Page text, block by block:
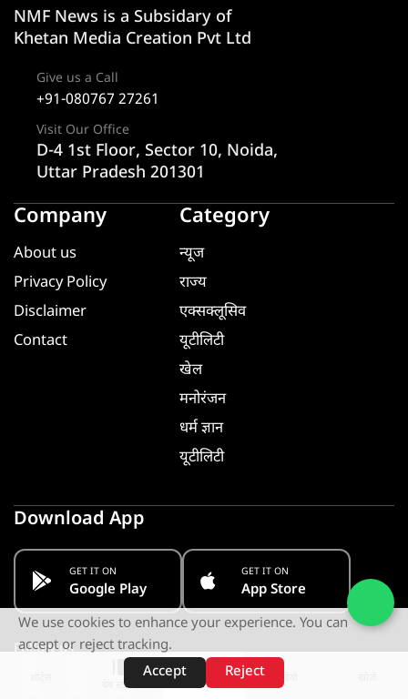
वेब स्टोरीज़
NMF News is a Subsidary of
Khetan Media Creation Pvt Ltd
Give us a Call
+91-080767 27261
Visit Our Office
D-4 1st Floor, Sector 10, Noida,
Uttar Pradesh 201301
Company
About us
Privacy Policy
Disclaimer
Contact
Category
न्यूज
राज्य
एक्सक्लूसिव
यूटीलिटी
खेल
मनोरंजन
धर्म ज्ञान
यूटीलिटी
Download App
GET IT ON
Google Play
GET IT ON
App Store
Follow us
We use cookies to enhance your experience. You can
accept or reject tracking.
Accept
Reject